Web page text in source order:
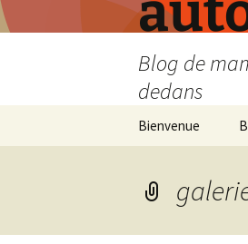
Blog de
dedans
Bienvenue